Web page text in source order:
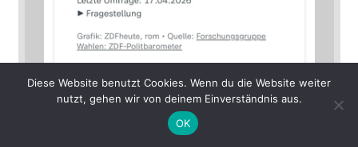
Diese Website benutzt Cookies. Wenn du die Website weiter
nutzt, gehen wir von deinem Einverständnis aus.
OK